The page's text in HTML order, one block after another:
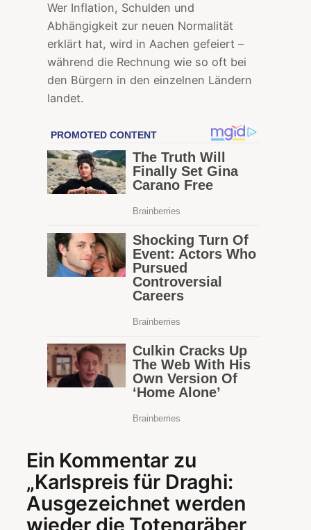
Wer Inflation, Schulden und
Abhängigkeit zur neuen Normalität
erklärt hat, wird in Aachen gefeiert –
während die Rechnung wie so oft bei
den Bürgern in den einzelnen Ländern
landet.
Ein Kommentar zu
„Karlspreis für Draghi:
Ausgezeichnet werden
wieder die Totengräber